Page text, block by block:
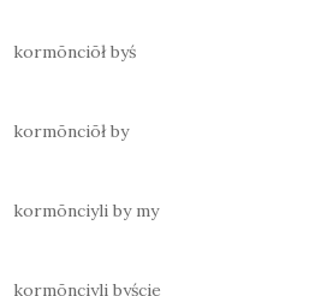
kormōnciōł byś
kormōnciōł by
kormōnciyli by my
kormōnciyli byście